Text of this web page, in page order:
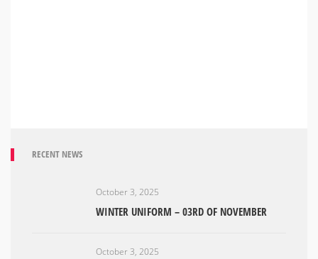
RECENT NEWS
October 3, 2025
WINTER UNIFORM – 03RD OF NOVEMBER
October 3, 2025